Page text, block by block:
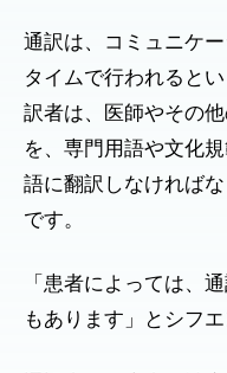
通訳は、コミュニケ
タイムで行われると
訳者は、医師やその
を、専門用語や文化
語に翻訳しなければ
です。
「患者によっては、
もあります」とシフ